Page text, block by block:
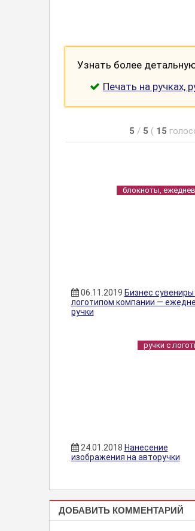
Узнать более
Печать на ручках,
5 / 5 ( 15
блокноты,
06.11.2019 Бизнес сувениры
логотипом компании —
ручки
ручки с
24.01.2018 Нанесение
изображения на авторучки
РУЧКИ С
ЛОГОТИПОМ
ДОБАВИТЬ КОММЕНТАРИЙ